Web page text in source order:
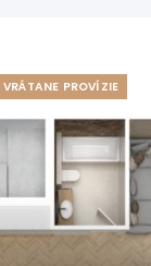
VRÁTANE PROVÍZIE